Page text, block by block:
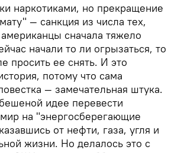
наркотиками, но прекращение
— санкция из числа тех,
сначала тяжело
начали то ли огрызаться, то
просить ее снять. И это
потому что сама
— замечательная штука.
идее перевести
на "энергосберегающие
от нефти, газа, угля и
жизни. Но делалось это с